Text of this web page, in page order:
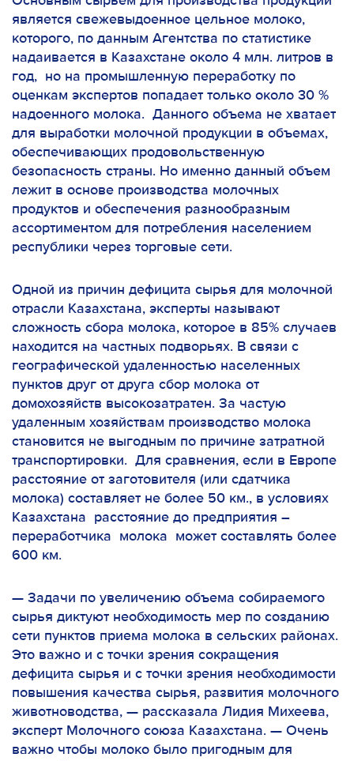
является свежевыдоенное цельное молоко,
которого, по данным Агентства по статистике
надаивается в Казахстане около 4 млн. литров в
год, но на промышленную переработку по
оценкам экспертов попадает только около 30 %
надоенного молока. Данного объема не хватает
для выработки молочной продукции в объемах,
обеспечивающих продовольственную
безопасность страны. Но именно данный объем
лежит в основе производства молочных
продуктов и обеспечения разнообразным
ассортиментом для потребления населением
республики через торговые сети.
Одной из причин дефицита сырья для молочной
отрасли Казахстана, эксперты называют
сложность сбора молока, которое в 85% случаев
находится на частных подворьях. В связи с
географической удаленностью населенных
пунктов друг от друга сбор молока от
домохозяйств высокозатратен. За частую
удаленным хозяйствам производство молока
становится не выгодным по причине затратной
транспортировки. Для сравнения, если в Европе
расстояние от заготовителя (или сдатчика
молока) составляет не более 50 км., в условиях
Казахстана расстояние до предприятия –
переработчика молока может составлять более
600 км.
— Задачи по увеличению объема собираемого
сырья диктуют необходимость мер по созданию
сети пунктов приема молока в сельских районах.
Это важно и с точки зрения сокращения
дефицита сырья и с точки зрения необходимости
повышения качества сырья, развития молочного
животноводства, — рассказала Лидия Михеева,
эксперт Молочного союза Казахстана. — Очень
важно чтобы молоко было пригодным для